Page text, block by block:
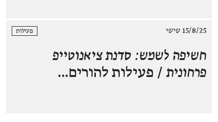
15/8/25 שישי פעילות
חשיפה לשמש: סדנת ציאנוטייפ
פרחונית / פעילות להורים…